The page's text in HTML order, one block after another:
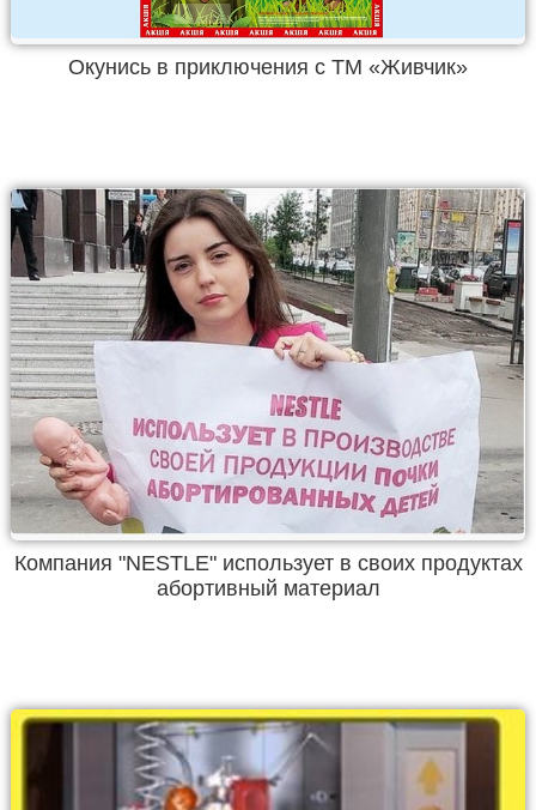
Окунись в приключения с ТМ «Живчик»
Компания "NESTLE" использует в своих продуктах
абортивный материал